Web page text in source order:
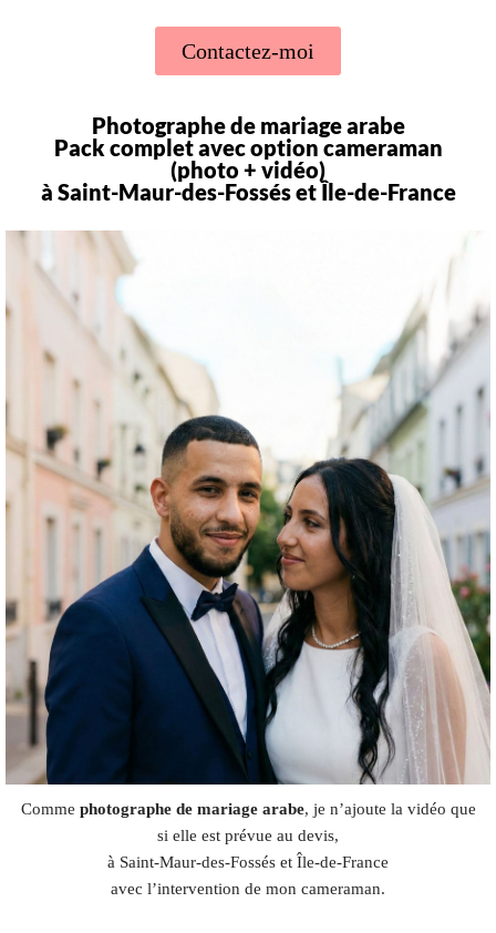
Contactez-moi
Photographe de mariage arabe
Pack complet avec option cameraman
(photo + vidéo)
à Saint-Maur-des-Fossés et Île-de-France
Comme photographe de mariage arabe, je n’ajoute la vidéo que
si elle est prévue au devis,
à Saint-Maur-des-Fossés et Île-de-France
avec l’intervention de mon cameraman.